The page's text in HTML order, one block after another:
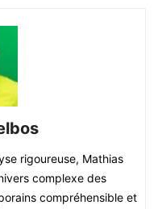
rigoureuse, Mathias
complexe des
compréhensible et